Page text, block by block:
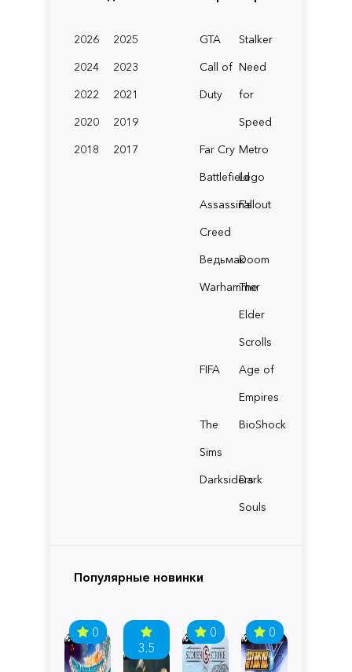
2026
2025
2024
2023
2022
2021
2020
2019
2018
2017
GTA
Stalker
Call of
Duty
Need
for
Speed
Far Cry Metro
BattlefieldLego
Assassin's
Creed
Fallout
ВедьмакDoom
Warhammer
The
Elder
Scrolls
FIFA
Age of
Empires
The
Sims
BioShock
Darksiders
Dark
Souls
Популярные новинки
0
3.5
0 0